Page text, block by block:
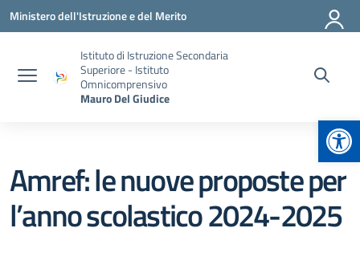
Vai ai contenuti
Vai al menu di navigazione
Vai al footer
Ministero dell'Istruzione e del Merito
Istituto di Istruzione Secondaria
Superiore - Istituto
Omnicomprensivo
Mauro Del Giudice
Amref: le nuove proposte per
l’anno scolastico 2024-2025